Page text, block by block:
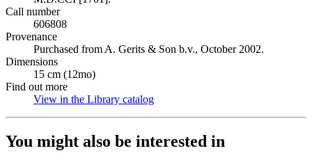
Call number
606808
Provenance
Purchased from A. Gerits & Son b.v., October 2002.
Dimensions
15 cm (12mo)
Find out more
View in the Library catalog
You might also be interested in